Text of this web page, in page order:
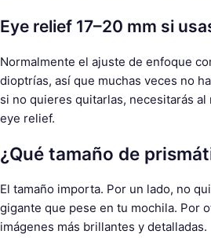
Eye relief 17–20 mm si
Normalmente el ajuste de enfoque
dioptrías, así que muchas veces no
si no quieres quitarlas, necesitarás al
eye relief.
¿Qué tamaño de
El tamaño importa. Por un lado, no
gigante que pese en tu mochila. Por
imágenes más brillantes y detalladas.